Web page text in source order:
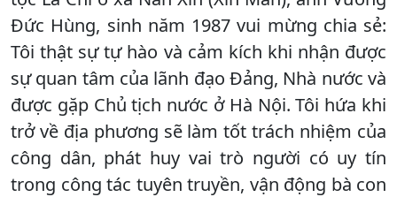
Đức Hùng, sinh năm 1987 vui mừng chia sẻ:
Tôi thật sự tự hào và cảm kích khi nhận được
sự quan tâm của lãnh đạo Đảng, Nhà nước và
được gặp Chủ tịch nước ở Hà Nội. Tôi hứa khi
trở về địa phương sẽ làm tốt trách nhiệm của
công dân, phát huy vai trò người có uy tín
trong công tác tuyên truyền, vận động bà con